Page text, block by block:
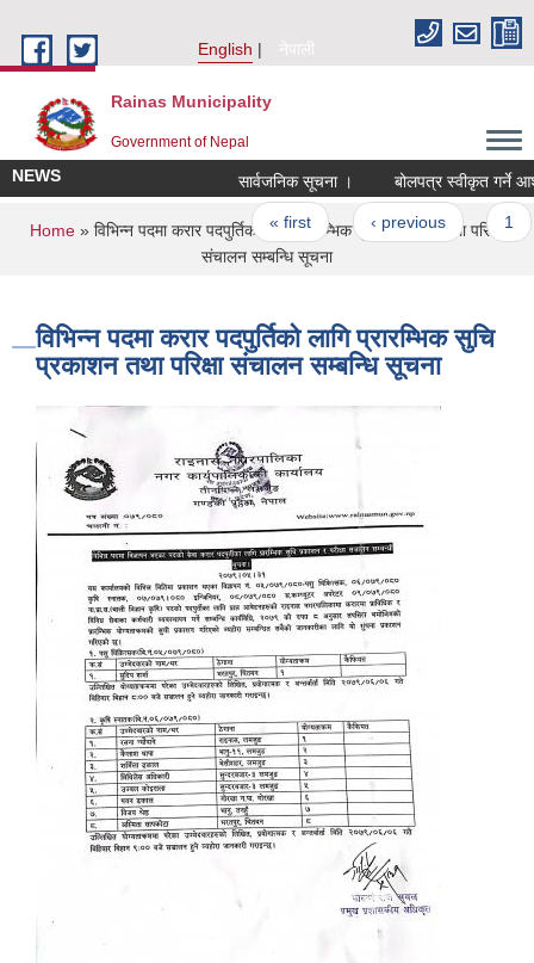
English
नेपाली
Rainas Municipality
Government of Nepal
NEWS सार्वजनिक सूचना । बोलपत्र स्वीकृत गर्ने
Pages
« first ‹ previous
You are here
Home » विभिन्न पदमा करार पदपुर्तिको लागि प्रारम्भिक सुचि प्रकाशन तथा परिक्षा
संचालन सम्बन्धि सूचना
विभिन्न पदमा करार पदपुर्तिको लागि प्रारम्भिक सुचि
प्रकाशन तथा परिक्षा संचालन सम्बन्धि सूचना